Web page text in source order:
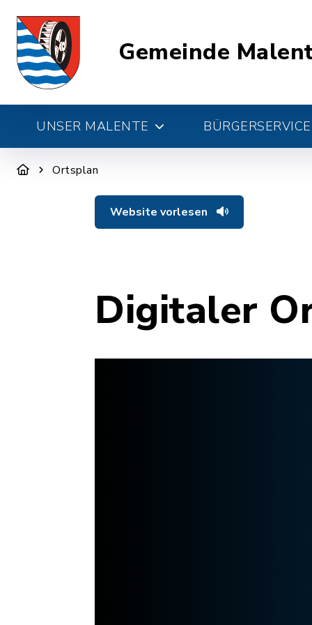
Gemeinde
UNSER MALENTE
Ortsplan
Website vorlesen
Digitaler